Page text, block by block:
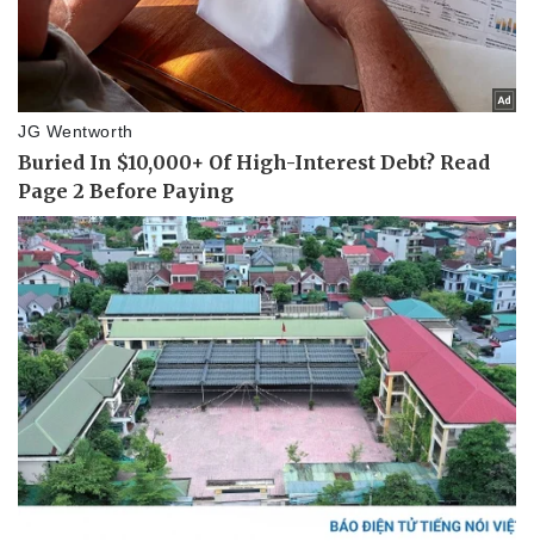
Thể thao
Bóng đá
Lịch thi đấu bóng đá
Thế giới thể thao
eSports
Hậu trường
Ô tô - Xe máy
Tư vấn